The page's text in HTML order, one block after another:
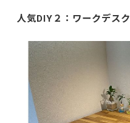
人気DIY２：ワークデスク